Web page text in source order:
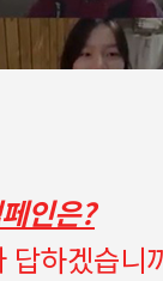
인은?
답하겠습니